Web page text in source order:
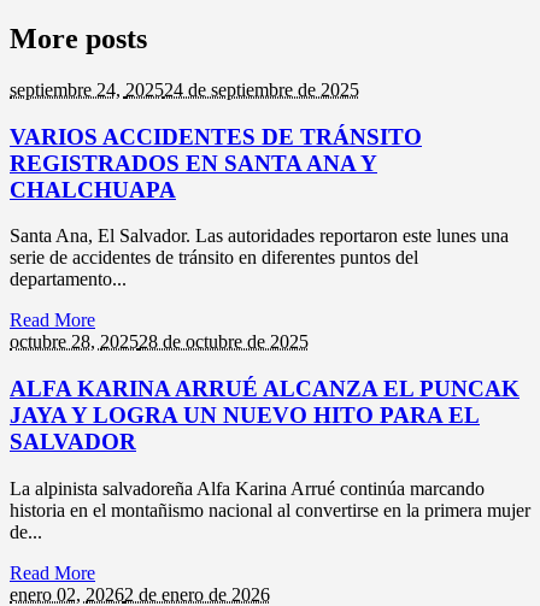
More posts
septiembre 24, 202524 de septiembre de 2025
VARIOS ACCIDENTES DE TRÁNSITO
REGISTRADOS EN SANTA ANA Y
CHALCHUAPA
Santa Ana, El Salvador. Las autoridades reportaron este lunes una
serie de accidentes de tránsito en diferentes puntos del
departamento...
Read More
octubre 28, 202528 de octubre de 2025
ALFA KARINA ARRUÉ ALCANZA EL PUNCAK
JAYA Y LOGRA UN NUEVO HITO PARA EL
SALVADOR
La alpinista salvadoreña Alfa Karina Arrué continúa marcando
historia en el montañismo nacional al convertirse en la primera mujer
de...
Read More
enero 02, 20262 de enero de 2026